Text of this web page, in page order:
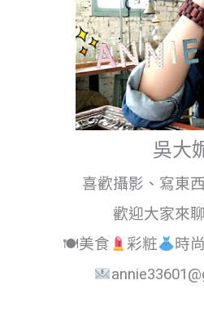
吳大
喜歡攝影、寫東
歡迎大家來
🍽美食
彩粧 時尚